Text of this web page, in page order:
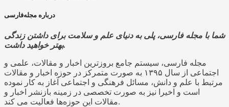
درباره مجله‌فارسی
شما با مجله فارسی، پلی به دنیای علم و سلامت برای داشتن زندگی
بهتر خواهید داشت.
مجله فارسی، سیستم جامع بروزترین اخبار و مقالات، علمی و
اجتماعی از سال ۱۳۹۵ به صورت متمرکز در حوزه اخبار و مقالات
مرتبط با علم و دانش، مسائل فرهنگی و اجتماعی آغاز به کار نموده
است و اخیرا نیز به صورت تخصصی در زمینه بازنشر اخبار و
مقالات این حوزه‌ها فعالیت می کند.